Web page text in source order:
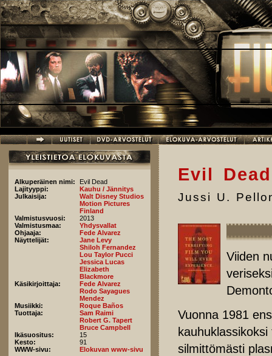
Hyppää pääsisältöön
Alkuperäinen nimi:
Evil Dead
Lajityyppi:
Kauhu / Jännitys
Julkaisija:
Walt Disney Studios
Motion Pictures
Finland
Valmistusvuosi:
2013
Valmistusmaa:
Yhdysvallat
Ohjaaja:
Fede Alvarez
Näyttelijät:
Jane Levy
Shiloh Fernandez
Lou Taylor Pucci
Jessica Lucas
Elizabeth
Blackmore
Käsikirjoittaja:
Fede Alvarez
Rodo Sayagues
Mendez
Musiikki:
Roque Baños
Tuottaja:
Sam Raimi
Robert G. Tapert
Bruce Campbell
Ikäsuositus:
15
Kesto:
91
WWW-sivu:
Elokuvan www-sivu
Evil Dead
Jussi U.
Viiden
Vuonna 1981
silmittömästi